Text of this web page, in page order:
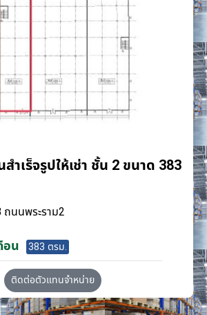
ำเร็จรูปให้เช่า ชั้น 2 ขนาด 383
ถนนพระราม2
อน 383 ตรม.
ติดต่อตัวแทนจำหน่าย